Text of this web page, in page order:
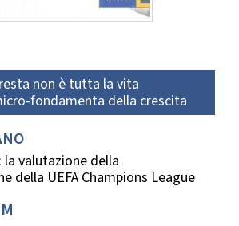
non è tutta la vita
fondamenta della crescita
la valutazione della
della UEFA Champions League